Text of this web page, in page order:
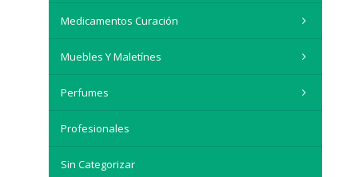
Medicamentos Curación
Muebles Y Maletínes
Perfumes
Profesionales
Sin Categorizar